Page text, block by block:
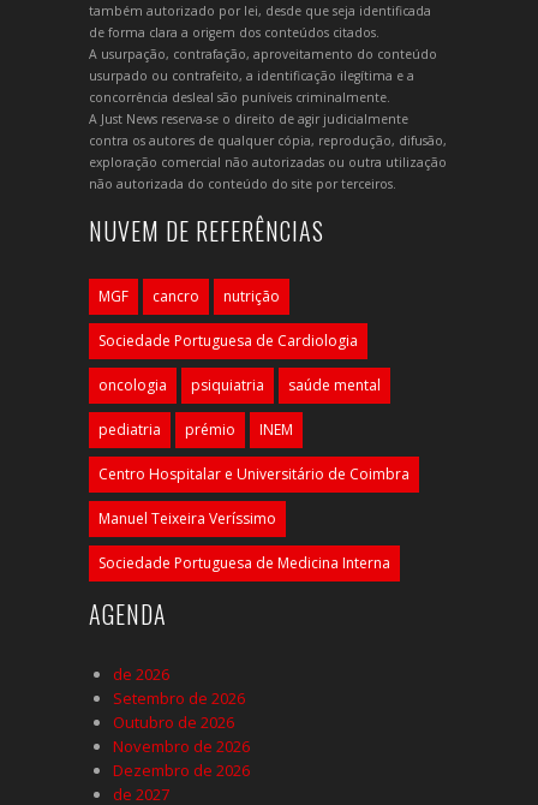
também autorizado por lei, desde que seja identificada
de forma clara a origem dos conteúdos citados.
A usurpação, contrafação, aproveitamento do conteúdo
usurpado ou contrafeito, a identificação ilegítima e a
concorrência desleal são puníveis criminalmente.
A Just News reserva-se o direito de agir judicialmente
contra os autores de qualquer cópia, reprodução, difusão,
exploração comercial não autorizadas ou outra utilização
não autorizada do conteúdo do site por terceiros.
NUVEM DE REFERÊNCIAS
MGF cancro nutrição
Sociedade Portuguesa de Cardiologia
oncologia psiquiatria saúde mental
pediatria prémio INEM
Centro Hospitalar e Universitário de Coimbra
Manuel Teixeira Veríssimo
Sociedade Portuguesa de Medicina Interna
AGENDA
de 2026
Setembro de 2026
Outubro de 2026
Novembro de 2026
Dezembro de 2026
de 2027